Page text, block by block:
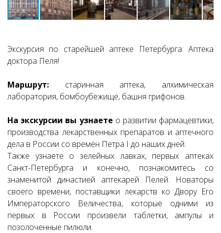
Экскурсия по старейшей аптеке Петербурга: Аптека
доктора Пеля!
Маршрут: старинная аптека, алхимическая
лаборатория, бомбоубежище, башня грифонов.
На экскурсии вы узнаете о развитии фармацевтики,
производства лекарственных препаратов и аптечного
дела в России со времён Петра I до наших дней.
Также узнаете о зелейных лавках, первых аптеках
Санкт-Петербурга и конечно, познакомитесь со
знаменитой династией аптекарей Пелей. Новаторы
своего времени, поставщики лекарств ко Двору Его
Императорского Величества, которые одними из
первых в России произвели таблетки, ампулы и
позолоченные пилюли.